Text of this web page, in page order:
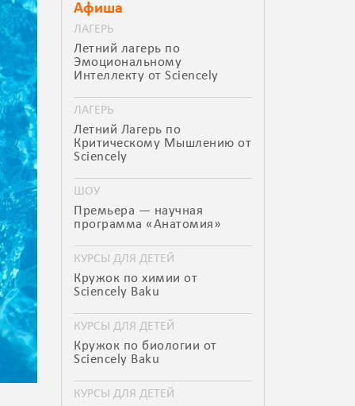
Афиша
ЛАГЕРЬ
Летний лагерь по
Эмоциональному
Интеллекту от Sciencely
ЛАГЕРЬ
Летний Лагерь по
Критическому Мышлению от
Sciencely
ШОУ
Премьера — научная
программа «Анатомия»
КУРСЫ ДЛЯ ДЕТЕЙ
Кружок по химии от
Sciencely Baku
КУРСЫ ДЛЯ ДЕТЕЙ
Кружок по биологии от
Sciencely Baku
КУРСЫ ДЛЯ ДЕТЕЙ